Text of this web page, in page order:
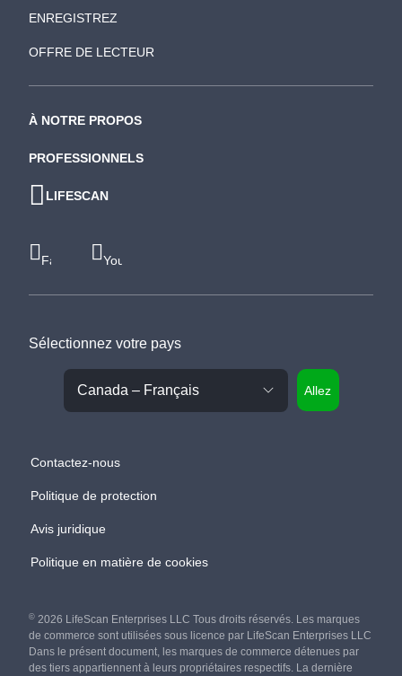
ENREGISTREZ
OFFRE DE LECTEUR
À NOTRE PROPOS
PROFESSIONNELS
LIFESCAN
Facebook Youtube
Contactez-nous
Politique de protection
Avis juridique
Politique en matière de cookies
© 2026 LifeScan Enterprises LLC Tous droits réservés. Les marques
de commerce sont utilisées sous licence par LifeScan Enterprises LLC
Dans le présent document, les marques de commerce détenues par
des tiers appartiennent à leurs propriétaires respectifs. La dernière
Sélectionnez votre pays
Allez